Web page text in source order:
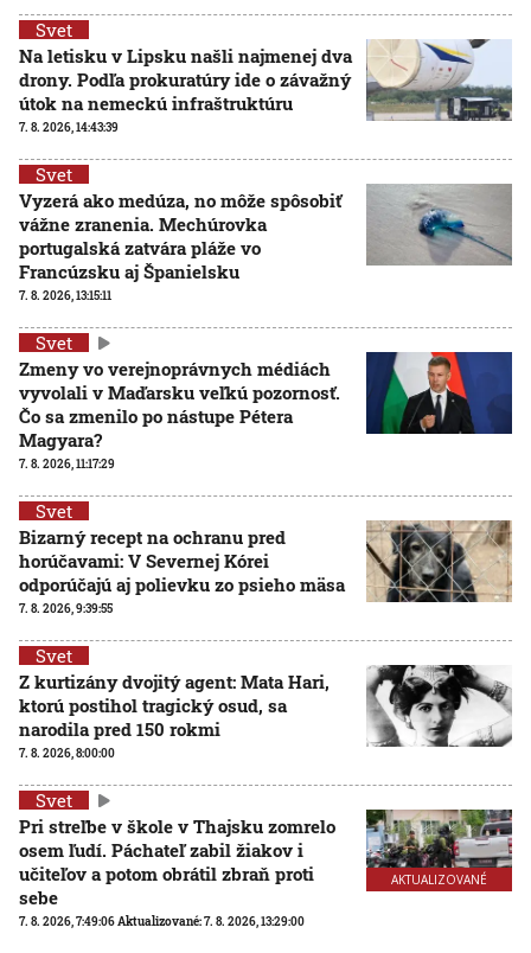
Svet
Na letisku v Lipsku našli najmenej dva
drony. Podľa prokuratúry ide o závažný
útok na nemeckú infraštruktúru
7. 8. 2026, 14:43:39
Svet
Vyzerá ako medúza, no môže spôsobiť
vážne zranenia. Mechúrovka
portugalská zatvára pláže vo
Francúzsku aj Španielsku
7. 8. 2026, 13:15:11
Svet
Zmeny vo verejnoprávnych médiách
vyvolali v Maďarsku veľkú pozornosť.
Čo sa zmenilo po nástupe Pétera
Magyara?
7. 8. 2026, 11:17:29
Svet
Bizarný recept na ochranu pred
horúčavami: V Severnej Kórei
odporúčajú aj polievku zo psieho mäsa
7. 8. 2026, 9:39:55
Svet
Z kurtizány dvojitý agent: Mata Hari,
ktorú postihol tragický osud, sa
narodila pred 150 rokmi
7. 8. 2026, 8:00:00
AKTUALIZOVANÉ
Svet
Pri streľbe v škole v Thajsku zomrelo
osem ľudí. Páchateľ zabil žiakov i
učiteľov a potom obrátil zbraň proti
sebe
7. 8. 2026, 7:49:06Aktualizované:7. 8. 2026, 13:29:00